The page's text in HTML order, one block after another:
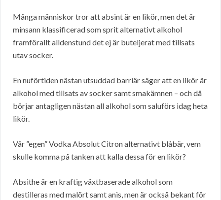
Många människor tror att absint är en likör, men det är
minsann klassificerad som sprit alternativt alkohol
framförallt alldenstund det ej är buteljerat med tillsats
utav socker.
En nuförtiden nästan utsuddad barriär säger att en likör är
alkohol med tillsats av socker samt smakämnen – och då
börjar antagligen nästan all alkohol som saluförs idag heta
likör.
Vår ”egen” Vodka Absolut Citron alternativt blåbär, vem
skulle komma på tanken att kalla dessa för en likör?
Absithe är en kraftig växtbaserade alkohol som
destilleras med malört samt anis, men är också bekant för